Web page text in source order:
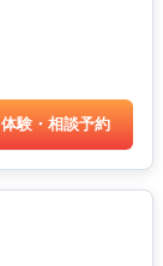
体験・相談予約